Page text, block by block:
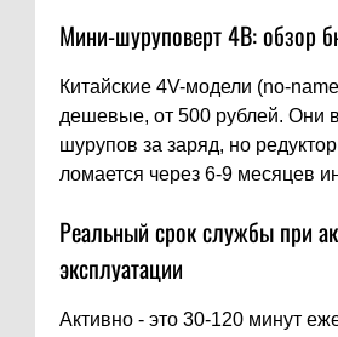
Мини-шуруповерт 4В: обзор
Китайские 4V-модели (no-
дешевые, от 500 рублей. Они
шурупов за заряд, но
ломается через 6-9 месяцев
Реальный срок службы при
эксплуатации
Активно - это 30-120 минут